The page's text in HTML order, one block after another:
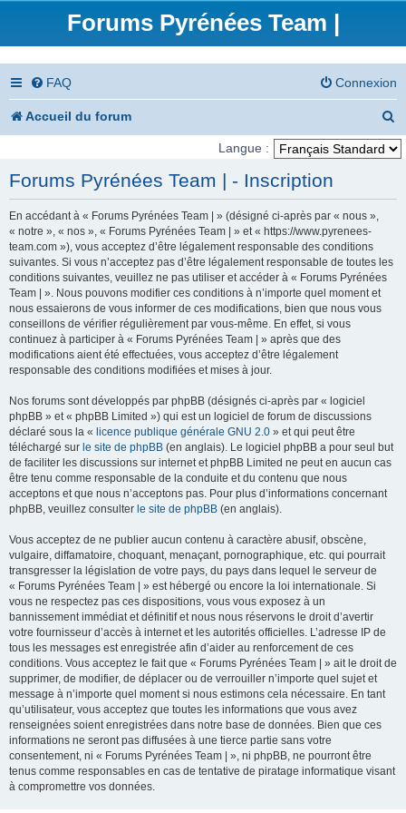
Forums Pyrénées Team |
FAQ Connexion
Accueil du forum
e
h
Langue :
Forums Pyrénées Team | - Inscription
En accédant à « Forums Pyrénées Team | » (désigné ci-après par « nous »,
« notre », « nos », « Forums Pyrénées Team | » et « https://www.pyrenees-
team.com »), vous acceptez d’être légalement responsable des conditions
suivantes. Si vous n’acceptez pas d’être légalement responsable de toutes les
conditions suivantes, veuillez ne pas utiliser et accéder à « Forums Pyrénées
Team | ». Nous pouvons modifier ces conditions à n’importe quel moment et
nous essaierons de vous informer de ces modifications, bien que nous vous
conseillons de vérifier régulièrement par vous-même. En effet, si vous
continuez à participer à « Forums Pyrénées Team | » après que des
modifications aient été effectuées, vous acceptez d’être légalement
responsable des conditions modifiées et mises à jour.
Nos forums sont développés par phpBB (désignés ci-après par « logiciel
phpBB » et « phpBB Limited ») qui est un logiciel de forum de discussions
déclaré sous la « licence publique générale GNU 2.0 » et qui peut être
téléchargé sur le site de phpBB (en anglais). Le logiciel phpBB a pour seul but
de faciliter les discussions sur internet et phpBB Limited ne peut en aucun cas
être tenu comme responsable de la conduite et du contenu que nous
acceptons et que nous n’acceptons pas. Pour plus d’informations concernant
phpBB, veuillez consulter le site de phpBB (en anglais).
Vous acceptez de ne publier aucun contenu à caractère abusif, obscène,
vulgaire, diffamatoire, choquant, menaçant, pornographique, etc. qui pourrait
transgresser la législation de votre pays, du pays dans lequel le serveur de
« Forums Pyrénées Team | » est hébergé ou encore la loi internationale. Si
vous ne respectez pas ces dispositions, vous vous exposez à un
bannissement immédiat et définitif et nous nous réservons le droit d’avertir
votre fournisseur d’accès à internet et les autorités officielles. L’adresse IP de
tous les messages est enregistrée afin d’aider au renforcement de ces
conditions. Vous acceptez le fait que « Forums Pyrénées Team | » ait le droit de
supprimer, de modifier, de déplacer ou de verrouiller n’importe quel sujet et
message à n’importe quel moment si nous estimons cela nécessaire. En tant
qu’utilisateur, vous acceptez que toutes les informations que vous avez
renseignées soient enregistrées dans notre base de données. Bien que ces
informations ne seront pas diffusées à une tierce partie sans votre
consentement, ni « Forums Pyrénées Team | », ni phpBB, ne pourront être
tenus comme responsables en cas de tentative de piratage informatique visant
à compromettre vos données.